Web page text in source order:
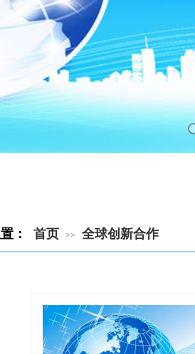
首页 >> 全球创新合作
：